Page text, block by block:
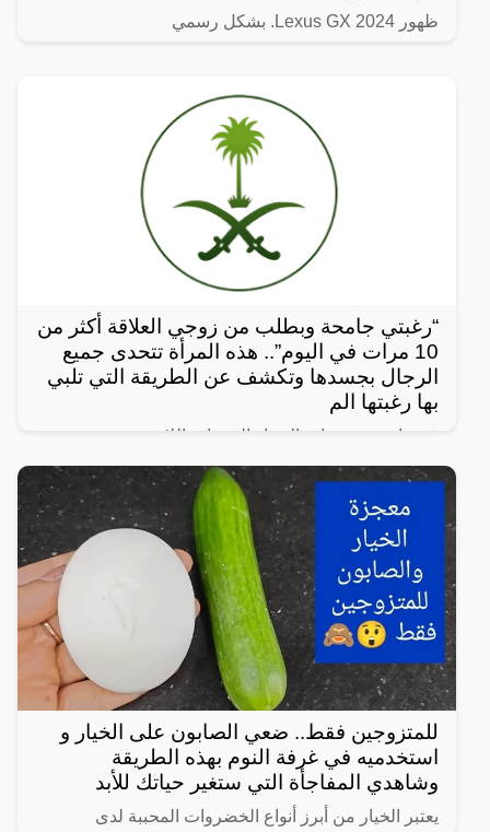
ظهور Lexus GX 2024. بشكل رسمي
“رغبتي جامحة وبطلب من زوجي العلاقة أكثر من
10 مرات في اليوم”.. هذه المرأة تتحدى جميع
الرجال بجسدها وتكشف عن الطريقة التي تلبي
بها رغبتها الم
في واحدة من نوادر النساء العربيات اللاتي يعشن شهوة
مفرطة في الرغبة بالعلاقة الجنسية، سواءً ضمن علاقة
زوجية مشروعة أو علاقة محرمة مع الرجال، ففي هذا
المقال
للمتزوجين فقط.. ضعي الصابون على الخيار و
استخدميه في غرفة النوم بهذه الطريقة
وشاهدي المفاجأة التي ستغير حياتك للأبد
يعتبر الخيار من أبرز أنواع الخضروات المحببة لدى